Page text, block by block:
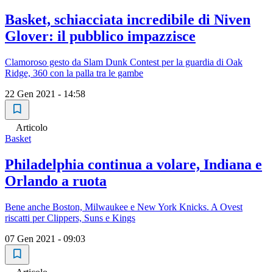
Basket, schiacciata incredibile di Niven
Glover: il pubblico impazzisce
Clamoroso gesto da Slam Dunk Contest per la guardia di Oak
Ridge, 360 con la palla tra le gambe
22 Gen 2021 - 14:58
Articolo
Basket
Philadelphia continua a volare, Indiana e
Orlando a ruota
Bene anche Boston, Milwaukee e New York Knicks. A Ovest
riscatti per Clippers, Suns e Kings
07 Gen 2021 - 09:03